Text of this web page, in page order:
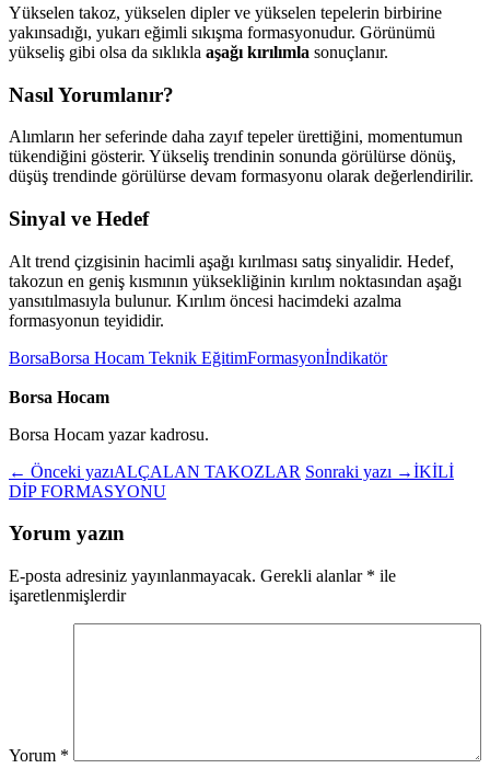
Yükselen takoz, yükselen dipler ve yükselen tepelerin birbirine
yakınsadığı, yukarı eğimli sıkışma formasyonudur. Görünümü
yükseliş gibi olsa da sıklıkla aşağı kırılımla sonuçlanır.
Nasıl Yorumlanır?
Alımların her seferinde daha zayıf tepeler ürettiğini, momentumun
tükendiğini gösterir. Yükseliş trendinin sonunda görülürse dönüş,
düşüş trendinde görülürse devam formasyonu olarak değerlendirilir.
Sinyal ve Hedef
Alt trend çizgisinin hacimli aşağı kırılması satış sinyalidir. Hedef,
takozun en geniş kısmının yüksekliğinin kırılım noktasından aşağı
yansıtılmasıyla bulunur. Kırılım öncesi hacimdeki azalma
formasyonun teyididir.
BorsaBorsa Hocam Teknik EğitimFormasyonİndikatör
Borsa Hocam
Borsa Hocam yazar kadrosu.
← Önceki yazıALÇALAN TAKOZLAR Sonraki yazı →İKİLİ
DİP FORMASYONU
Yorum yazın
E-posta adresiniz yayınlanmayacak. Gerekli alanlar * ile
işaretlenmişlerdir
Yorum *